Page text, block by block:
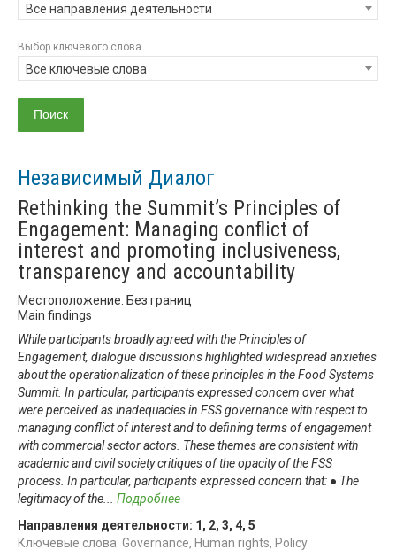
Все направления деятельности
Выбор ключевого слова
Все ключевые слова
Независимый Диалог
Rethinking the Summit’s Principles of
Engagement: Managing conflict of
interest and promoting inclusiveness,
transparency and accountability
Местоположение: Без границ
Main findings
While participants broadly agreed with the Principles of
Engagement, dialogue discussions highlighted widespread anxieties
about the operationalization of these principles in the Food Systems
Summit. In particular, participants expressed concern over what
were perceived as inadequacies in FSS governance with respect to
managing conflict of interest and to defining terms of engagement
with commercial sector actors. These themes are consistent with
academic and civil society critiques of the opacity of the FSS
process. In particular, participants expressed concern that: ● The
legitimacy of the
Подробнее
Направления деятельности: 1 , 2, 3, 4, 5
Ключевые слова: Governance, Human rights, Policy